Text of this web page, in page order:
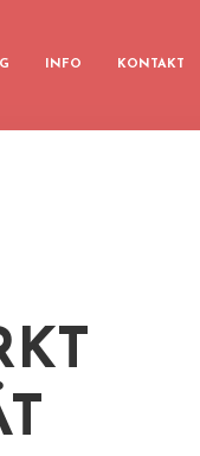
INFO KONTAKT